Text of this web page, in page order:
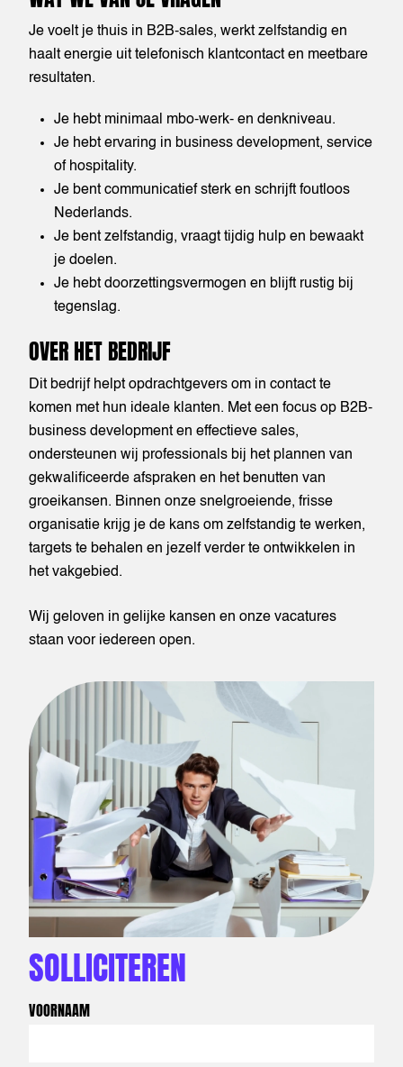
Je voelt je thuis in B2B-sales, werkt zelfstandig en
haalt energie uit telefonisch klantcontact en meetbare
resultaten.
Je hebt minimaal mbo-werk- en denkniveau.
Je hebt ervaring in business development, service
of hospitality.
Je bent communicatief sterk en schrijft foutloos
Nederlands.
Je bent zelfstandig, vraagt tijdig hulp en bewaakt
je doelen.
Je hebt doorzettingsvermogen en blijft rustig bij
tegenslag.
OVER HET BEDRIJF
Dit bedrijf helpt opdrachtgevers om in contact te
komen met hun ideale klanten. Met een focus op B2B-
business development en effectieve sales,
ondersteunen wij professionals bij het plannen van
gekwalificeerde afspraken en het benutten van
groeikansen. Binnen onze snelgroeiende, frisse
organisatie krijg je de kans om zelfstandig te werken,
targets te behalen en jezelf verder te ontwikkelen in
het vakgebied.
Wij geloven in gelijke kansen en onze vacatures
staan voor iedereen open.
SOLLICITEREN
VOORNAAM